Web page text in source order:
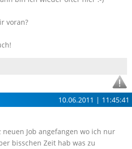
voran?
10.06.2011 | 11:45:41
Job angefangen wo ich nur
bisschen Zeit hab was zu